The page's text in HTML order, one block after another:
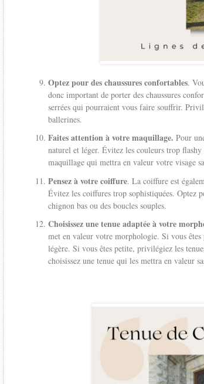
Optez pour des chaussures confortables.
donc important de porter des chaussures
serrées qui pourraient vous faire souffrir.
ballerines.
Faites attention à votre maquillage. Pour
naturel et léger. Évitez les couleurs trop
maquillage qui mettra en valeur votre visage
Pensez à votre coiffure. La coiffure est
Évitez les coiffures trop sophistiquées. Optez
chignon bas ou des boucles souples.
Choisissez une tenue adaptée à votre
met en valeur votre morphologie. Si vous
légère. Si vous êtes petite, privilégiez les
choisissez une tenue qui les mettra en valeur